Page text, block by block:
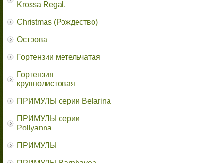
Krossa Regal.
Christmas (Рождество)
Острова
Гортензии метельчатая
Гортензия
крупнолистовая
ПРИМУЛЫ серии Belarina
ПРИМУЛЫ серии
Pollyanna
ПРИМУЛЫ